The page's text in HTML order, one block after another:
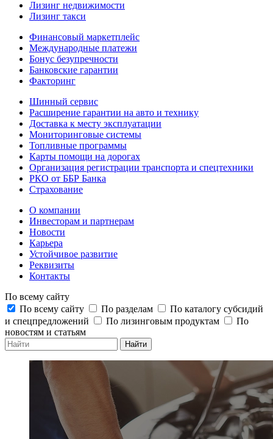
Лизинг недвижимости
Лизинг такси
Финансовый маркетплейс
Международные платежи
Бонус безупречности
Банковские гарантии
Факторинг
Шинный сервис
Расширение гарантии на авто и технику
Доставка к месту эксплуатации
Мониторинговые системы
Топливные программы
Карты помощи на дорогах
Организация регистрации транспорта и спецтехники
РКО от ББР Банка
Страхование
О компании
Инвесторам и партнерам
Новости
Карьера
Устойчивое развитие
Реквизиты
Контакты
По всему сайту
По всему сайту
По разделам
По каталогу субсидий
и спецпредложений
По лизинговым продуктам
По
новостям и статьям
Найти